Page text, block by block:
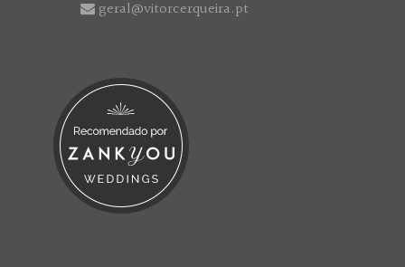
geral@vitorcerqueira.pt